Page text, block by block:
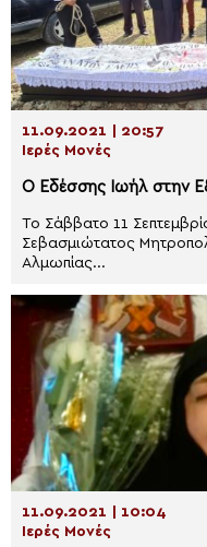
11.09.2021 | 20:57
Ιερές Μονές
Ο Εδέσσης Ιωήλ στην
Το Σάββατο 11
Σεβασμιώτατος
Αλμωπίας...
11.09.2021 | 10:04
Ιερές Μονές